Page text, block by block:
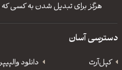
هرگز برای تبدیل شدن به کسی
دسترسی آسان
کپل‌آرت دانلود‌